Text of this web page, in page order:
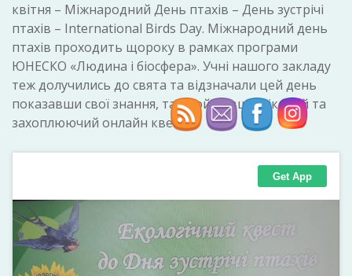
квітня – Міжнародний День птахів – День зустрічі
птахів – International Birds Day. Міжнародний день
птахів проходить щороку в рамках програми
ЮНЕСКО «Людина і біосфера». Учні нашого закладу
теж долучились до свята та відзначали цей день
показавши свої знання, та пройшовши цікавий та
захоплюючий онлайн квест.